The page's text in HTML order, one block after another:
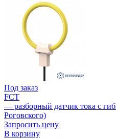
Под заказ
FCT
— разборный датчик тока с
Роговского)
Запросить цену
В корзину